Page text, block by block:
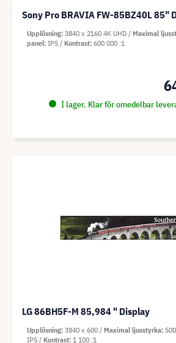
Sony Pro BRAVIA FW-85BZ40L 85"
I lager. Klar för omedelbar
Upplösning 3840 x 2160 4K UHD Maximal
panel IPS Kontrast 600 000 :1
LG 86BH5F-M 85,984 " Display
Upplösning 3840 x 600 Maximal ljusstyrka
IPS
Kontrast 1 100 :1